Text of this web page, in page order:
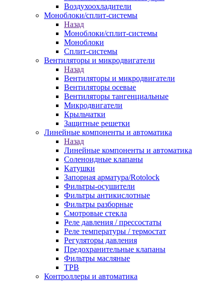
Воздухоохладители
Моноблоки/сплит-системы
Назад
Моноблоки/сплит-системы
Моноблоки
Сплит-системы
Вентиляторы и микродвигатели
Назад
Вентиляторы и микродвигатели
Вентиляторы осевые
Вентиляторы тангенциальные
Микродвигатели
Крыльчатки
Защитные решетки
Линейные компоненты и автоматика
Назад
Линейные компоненты и автоматика
Соленоидные клапаны
Катушки
Запорная арматура/Rotolock
Фильтры-осушители
Фильтры антикислотные
Фильтры разборные
Смотровые стекла
Реле давления / прессостаты
Реле температуры / термостат
Регуляторы давления
Предохранительные клапаны
Фильтры масляные
ТРВ
Контроллеры и автоматика